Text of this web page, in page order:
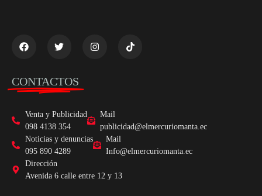
CONTACTOS
Venta y Publicidad
098 4138 354
Mail
publicidad@elmercuriomanta.ec
Noticias y denuncias
095 890 4289
Mail
Info@elmercuriomanta.ec
Dirección
Avenida 6 calle entre 12 y 13